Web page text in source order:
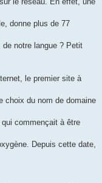
donne plus de 77
notre langue ? Petit
le premier site à
choix du nom de domaine
commençait à être
Depuis cette date,